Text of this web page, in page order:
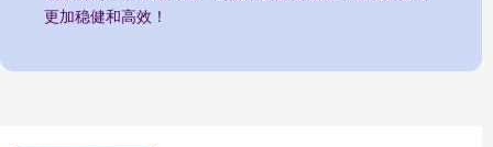
更加稳健和高效！